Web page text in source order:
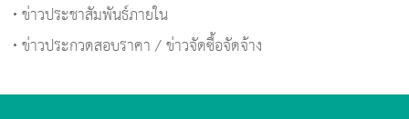
ข่าวประชาสัมพันธ์ภายใน
ข่าวประกวดสอบราคา / ข่าวจัดซื้อจัดจ้าง